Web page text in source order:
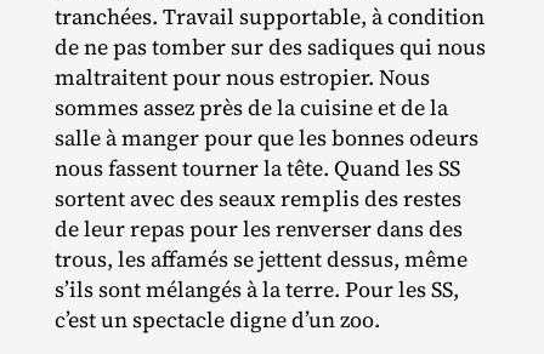
tranchées. Travail supportable, à condition
de ne pas tomber sur des sadiques qui nous
maltraitent pour nous estropier. Nous
sommes assez près de la cuisine et de la
salle à manger pour que les bonnes odeurs
nous fassent tourner la tête. Quand les SS
sortent avec des seaux remplis des restes
de leur repas pour les renverser dans des
trous, les affamés se jettent dessus, même
s’ils sont mélangés à la terre. Pour les SS,
c’est un spectacle digne d’un zoo.